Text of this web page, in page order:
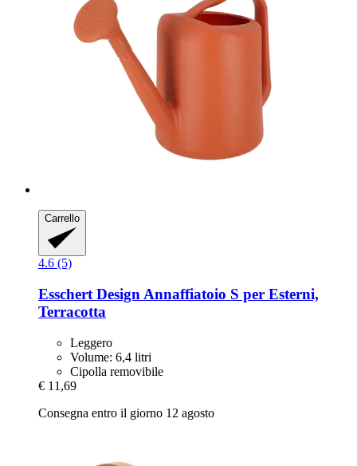
Carrello
4.6 (5)
Esschert Design Annaffiatoio S per Esterni,
Terracotta
Leggero
Volume: 6,4 litri
Cipolla removibile
€ 11,69
Consegna entro il giorno 12 agosto